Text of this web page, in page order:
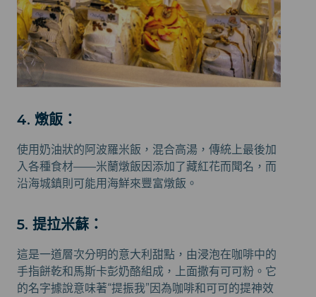
4. 燉飯：
使用奶油狀的阿波羅米飯，混合高湯，傳統上最後加
入各種食材——米蘭燉飯因添加了藏紅花而聞名，而
沿海城鎮則可能用海鮮來豐富燉飯。
5. 提拉米蘇：
這是一道層次分明的意大利甜點，由浸泡在咖啡中的
手指餅乾和馬斯卡彭奶酪組成，上面撒有可可粉。它
的名字據說意味著“提振我”因為咖啡和可可的提神效